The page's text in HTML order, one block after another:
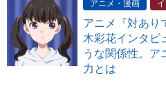
アニメ・漫画
アニメ『対あり
木彩花インタビ
うな関係性。ア
力とは